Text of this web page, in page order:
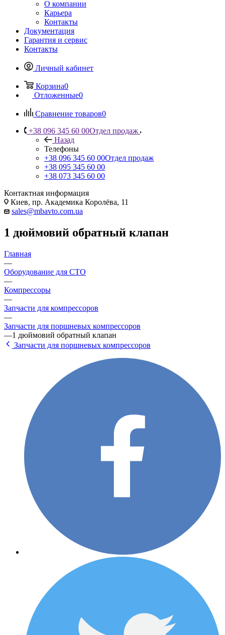
О компании
Карьера
Контакты
Документация
Гарантия и сервис
Контакты
Личный кабинет
Корзина0
Отложенные0
Сравнение товаров0
+38 096 345 60 00Отдел продаж
Назад
Телефоны
+38 096 345 60 00Отдел продаж
+38 095 345 60 00
+38 073 345 60 00
Контактная информация
Киев, пр. Академика Королёва, 11
sales@mbavto.com.ua
1 дюймовий обратный клапан
Главная
—
Оборудование для СТО
—
Компрессоры
—
Запчасти для компрессоров
—
Запчасти для поршневых компрессоров
—1 дюймовий обратный клапан
Запчасти для поршневых компрессоров